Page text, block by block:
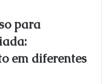
para
em diferentes